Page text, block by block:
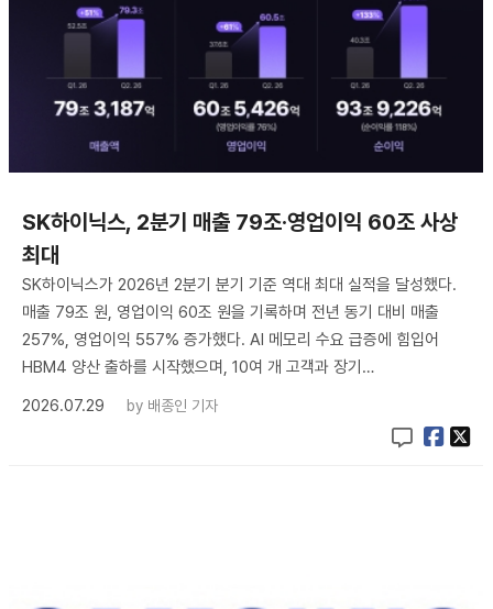
SK하이닉스, 2분기 매출 79조·영업이익 60조 사상
최대
SK하이닉스가 2026년 2분기 분기 기준 역대 최대 실적을 달성했다.
매출 79조 원, 영업이익 60조 원을 기록하며 전년 동기 대비 매출
257%, 영업이익 557% 증가했다. AI 메모리 수요 급증에 힘입어
HBM4 양산 출하를 시작했으며, 10여 개 고객과 장기…
2026.07.29
by 배종인 기자